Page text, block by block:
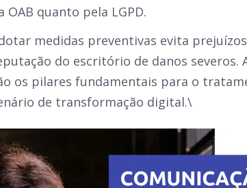
OAB quanto pela LGPD.
medidas preventivas evita
do escritório de danos severos.
os pilares fundamentais para o
de transformação digital.\